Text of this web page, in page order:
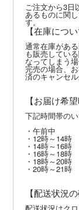
ご注文から3日
あるものに関
す。
【在庫につい
通常在庫があ
も販売してい
なってしまう
完売の場合、
済のキャンセ
【お届け希
下記時間帯の
・午前中
・12時～14時
・14時～16時
・16時～18時
・18時～20時
・20時～21時
【配送状況